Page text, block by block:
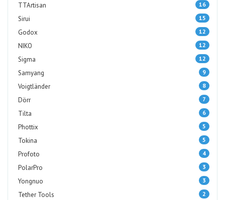
TTArtisan 16
Sirui 15
Godox 12
NIKO 12
Sigma 12
Samyang 9
Voigtländer 8
Dörr 7
Tilta 6
Phottix 5
Tokina 5
Profoto 4
PolarPro 3
Yongnuo 3
Tether Tools 2